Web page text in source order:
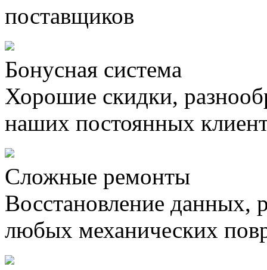
поставщиков
Бонусная система
Хорошие скидки,
наших постоянных
Сложные ремонты
Восстановление данных,
любых механических